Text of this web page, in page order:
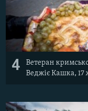
4
Ветеран
Веджіє Кашка, 17